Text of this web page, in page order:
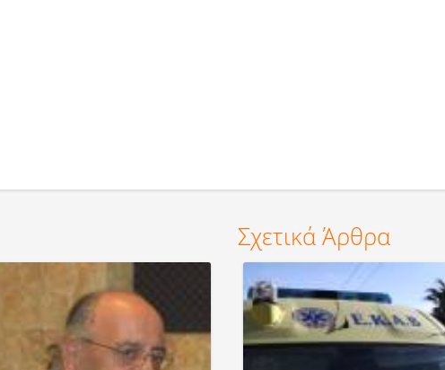
Σχετικά Άρθρα